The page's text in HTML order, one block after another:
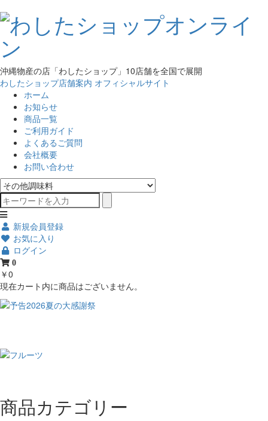
沖縄物産の店「わしたショップ」10店舗を全国で展開
わしたショップ店舗案内 オフィシャルサイト
ホーム
お知らせ
商品一覧
ご利用ガイド
よくあるご質問
会社概要
お問い合わせ
新規会員登録
お気に入り
ログイン
0
￥0
現在カート内に商品はございません。
商品カテゴリー